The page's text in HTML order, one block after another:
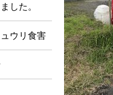
した。
ウリ食害